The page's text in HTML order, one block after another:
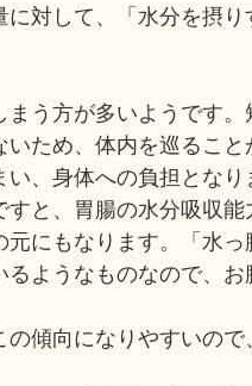
対して、「水分を摂
う方が多いようです。
ため、体内を巡るこ
、身体への負担となり
と、胃腸の水分吸収
にもなります。「水っ
ようなものなので、
傾向になりやすいので